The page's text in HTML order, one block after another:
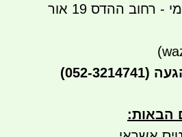
ניתן לבצע איסוף עצמי - רחוב ההדס 19 אור
(052-3214741)
הבאות: